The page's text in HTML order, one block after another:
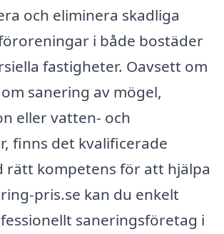
och eliminera skadliga
i både bostäder
fastigheter. Oavsett om
sanering av mögel,
eller vatten- och
finns det kvalificerade
rätt kompetens för att hjälpa
pris.se kan du enkelt
saneringsföretag i